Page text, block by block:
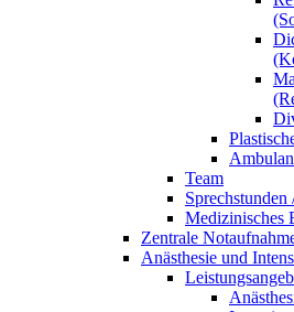
Team
Medizinisches
Zentrale
Anästhesie und